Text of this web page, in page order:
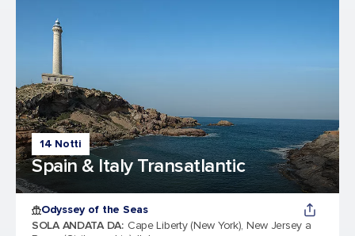
14 Notti
Spain & Italy Transatlantic
Odyssey of the Seas
SOLA ANDATA DA: Cape Liberty (New York), New Jersey a